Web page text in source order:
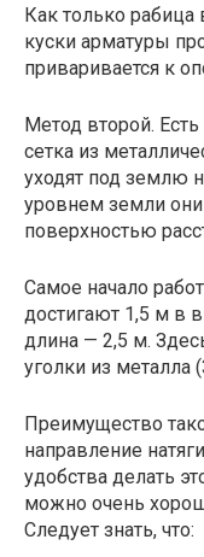
Как только рабица
куски арматуры
приваривается к
Метод второй.
сетка из
уходят под землю
уровнем земли
поверхностью
Самое начало
достигают 1,5 м в
длина — 2,5 м.
уголки из металла
Преимущество
направление
удобства делать
можно очень
Следует знать, что: